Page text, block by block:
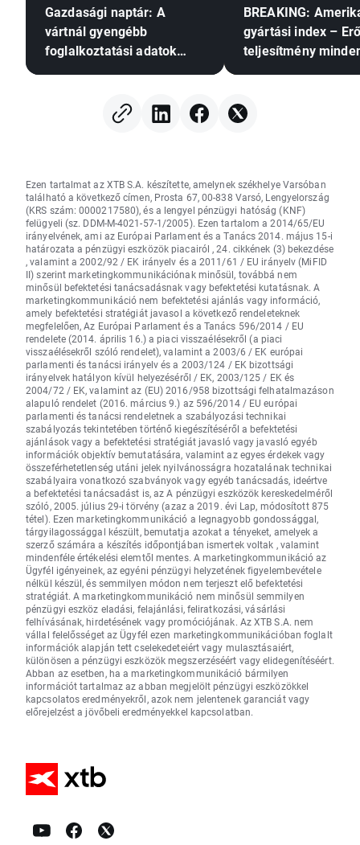
Gazdasági naptár: A
vártnál gyengébb
foglalkoztatási adatok
kamatemelésre?
BREAKING:
gyártási index –
teljesítmény
Ezen tartalmat az XTB S.A. készítette, amelynek székhelye Varsóban
található a következő címen, Prosta 67, 00-838 Varsó, Lengyelország
(KRS szám: 0000217580), és a lengyel pénzügyi hatóság (KNF)
felügyeli (sz. DDM-M-4021-57-1/2005). Ezen tartalom a 2014/65/EU
irányelvének, ami az Európai Parlament és a Tanács 2014. május 15-i
határozata a pénzügyi eszközök piacairól , 24. cikkének (3) bekezdése
, valamint a 2002/92 / EK irányelv és a 2011/61 / EU irányelv (MiFID
II) szerint marketingkommunikációnak minősül, továbbá nem
minősül befektetési tanácsadásnak vagy befektetési kutatásnak. A
marketingkommunikáció nem befektetési ajánlás vagy információ,
amely befektetési stratégiát javasol a következő rendeleteknek
megfelelően, Az Európai Parlament és a Tanács 596/2014 / EU
rendelete (2014. április 16.) a piaci visszaélésekről (a piaci
visszaélésekről szóló rendelet), valamint a 2003/6 / EK európai
parlamenti és tanácsi irányelv és a 2003/124 / EK bizottsági
irányelvek hatályon kívül helyezéséről / EK, 2003/125 / EK és
2004/72 / EK, valamint az (EU) 2016/958 bizottsági felhatalmazáson
alapuló rendelet (2016. március 9.) az 596/2014 / EU európai
parlamenti és tanácsi rendeletnek a szabályozási technikai
szabályozás tekintetében történő kiegészítéséről a befektetési
ajánlások vagy a befektetési stratégiát javasló vagy javasló egyéb
információk objektív bemutatására, valamint az egyes érdekek vagy
összeférhetetlenség utáni jelek nyilvánosságra hozatalának technikai
szabályaira vonatkozó szabványok vagy egyéb tanácsadás, ideértve
a befektetési tanácsadást is, az A pénzügyi eszközök kereskedelméről
szóló, 2005. július 29-i törvény (azaz a 2019. évi Lap, módosított 875
tétel). Ezen marketingkommunikáció a legnagyobb gondossággal,
tárgyilagossággal készült, bemutatja azokat a tényeket, amelyek a
szerző számára a készítés időpontjában ismertek voltak , valamint
mindenféle értékelési elemtől mentes. A marketingkommunikáció az
Ügyfél igényeinek, az egyéni pénzügyi helyzetének figyelembevétele
nélkül készül, és semmilyen módon nem terjeszt elő befektetési
stratégiát. A marketingkommunikáció nem minősül semmilyen
pénzügyi eszköz eladási, felajánlási, feliratkozási, vásárlási
felhívásának, hirdetésének vagy promóciójának. Az XTB S.A. nem
vállal felelősséget az Ügyfél ezen marketingkommunikációban foglalt
információk alapján tett cselekedeteiért vagy mulasztásaiért,
különösen a pénzügyi eszközök megszerzéséért vagy elidegenítéséért.
Abban az esetben, ha a marketingkommunikáció bármilyen
információt tartalmaz az abban megjelölt pénzügyi eszközökkel
kapcsolatos eredményekről, azok nem jelentenek garanciát vagy
előrejelzést a jövőbeli eredményekkel kapcsolatban.